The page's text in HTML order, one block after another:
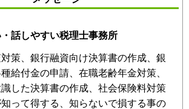
話しやすい税理士事務所
策、銀行融資向け決算書の作成、銀
給付金の申請、在職老齢年金対策、
した決算書の作成、社会保険料対策
って得する、知らないで損する事の